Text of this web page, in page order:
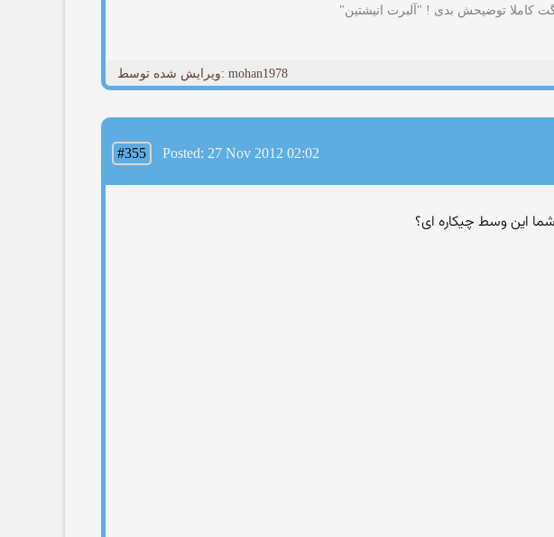
کاملا توضیحش بدی ! "آلبرت انیشتین"
ویرایش شده توسط: mohan1978
#355 Posted: 27 Nov 2012 02:02